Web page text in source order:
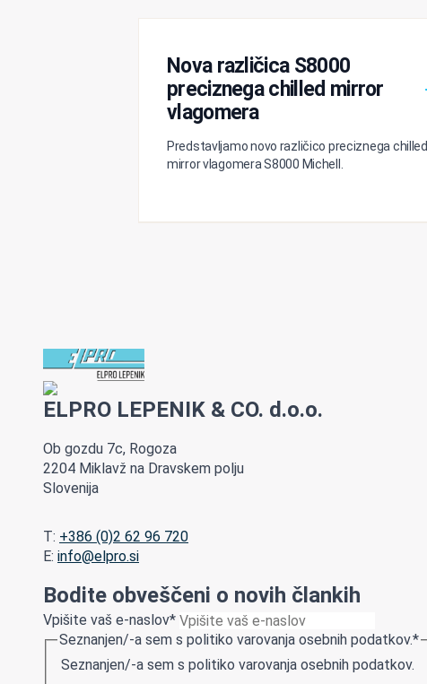
Nova različica S8000
preciznega chilled mirror
vlagomera
Predstavljamo novo različico preciznega chilled
mirror vlagomera S8000 Michell.
ELPRO LEPENIK & CO. d.o.o.
Ob gozdu 7c, Rogoza
2204 Miklavž na Dravskem polju
Slovenija
T: +386 (0)2 62 96 720
E: info@elpro.si
Bodite obveščeni o novih člankih
Vpišite vaš e-naslov*
Seznanjen/-a sem s politiko varovanja osebnih podatkov.*
Seznanjen/-a sem s politiko varovanja osebnih podatkov.